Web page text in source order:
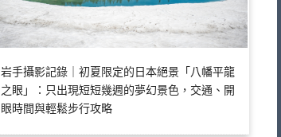
岩手攝影記錄｜初夏限定的日本絕景「八幡平龍
之眼」：只出現短短幾週的夢幻景色，交通、開
眼時間與輕鬆步行攻略